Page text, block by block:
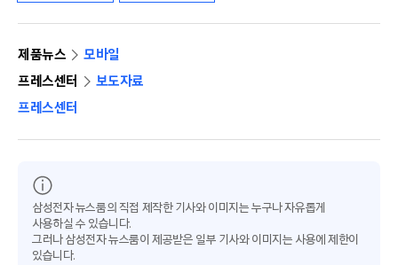
제품뉴스
모바일
프레스센터
보도자료
프레스센터
삼성전자 뉴스룸의 직접 제작한 기사와 이미지는 누구나 자유롭게
사용하실 수 있습니다.
그러나 삼성전자 뉴스룸이 제공받은 일부 기사와 이미지는 사용에 제한이
있습니다.